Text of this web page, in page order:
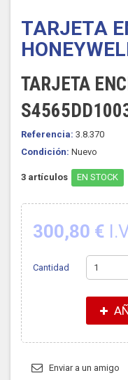
TARJETA
TARJETA
Referencia: 3.8.370
Condición: Nuevo
3 artículos EN STOCK
300,80 €
Cantidad
Enviar a un amigo